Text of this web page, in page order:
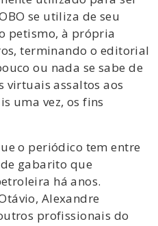
se utiliza de seu
petismo, à própria
terminando o editorial
ou nada se sabe de
virtuais assaltos aos
uma vez, os fins
o periódico tem entre
gabarito que
há anos.
Alexandre
profissionais do